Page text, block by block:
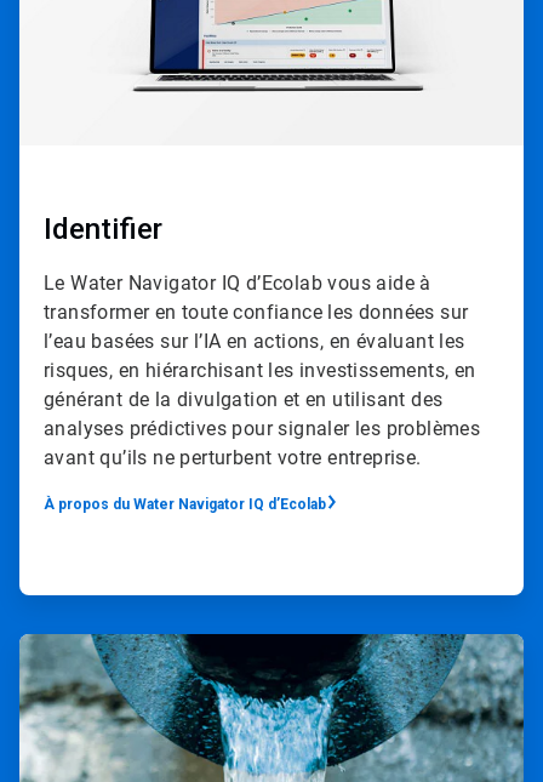
Identifier
Le Water Navigator IQ d’Ecolab vous aide à
transformer en toute confiance les données sur
l’eau basées sur l’IA en actions, en évaluant les
risques, en hiérarchisant les investissements, en
générant de la divulgation et en utilisant des
analyses prédictives pour signaler les problèmes
avant qu’ils ne perturbent votre entreprise.
À propos du Water Navigator IQ d’Ecolab
ArticleTile
2
de
4